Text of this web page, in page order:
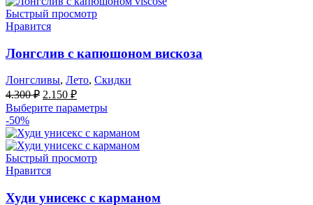
Быстрый просмотр
Нравится
Лонгслив с капюшоном вискоза
Лонгсливы, Лето, Скидки
4.300₽ Первоначальная
цена
составляла
4.300 ₽.
2.150 ₽Текущая
цена:
Выберите параметры
-50%
Быстрый просмотр
Нравится
Худи унисекс с карманом